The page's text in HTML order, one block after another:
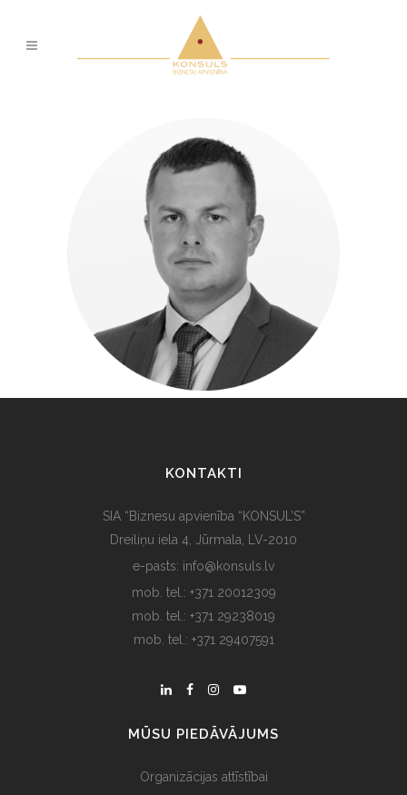
KONTAKTI
SIA “Biznesu apvienība “KONSUL’S”
Dreiliņu iela 4, Jūrmala, LV-2010
e-pasts: info@konsuls.lv
mob. tel.: +371 20012309
mob. tel.: +371 29238019
mob. tel.: +371 29407591
MŪSU PIEDĀVĀJUMS
Organizācijas attīstībai